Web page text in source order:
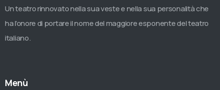
Un teatro rinnovato nella sua veste e nella sua personalità che
ha l’onore di portare il nome del maggiore esponente del teatro
italiano.
Menù